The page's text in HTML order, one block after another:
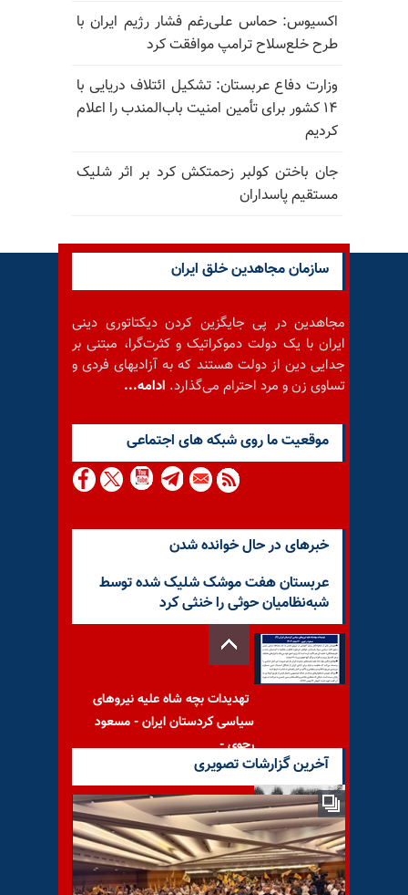
اکسیوس: حماس علی‌رغم فشار رژیم ایران با
طرح خلع‌سلاح ترامپ موافقت کرد
وزارت دفاع عربستان: تشکیل ائتلاف دریایی با
۱۴ کشور برای تأمین امنیت باب‌المندب را اعلام
کردیم
جان باختن کولبر زحمتکش کرد بر اثر شلیک
مستقیم پاسداران
سازمان مجاهدین خلق ایران
مجاهدین در پی جایگزین کردن دیکتاتوری دینی
ایران با یک دولت دموکراتیک و کثرت‌گرا، مبتنی بر
جدایی دین از دولت هستند که به آزادیهای فردی و
تساوی زن و مرد احترام می‌گذارد. ادامه...
موقعيت ما روى شبكه هاى اجتماعى
خبرهای در حال خوانده شدن
عربستان هفت موشک شلیک شده توسط
شبه‌نظامیان حوثی را خنثی کرد
تهدیدات بچه شاه علیه نیروهای
سیاسی کردستان ایران - مسعود
رجوی -
جنایات «رضا شاه» به‌روایت
تاریخ – قسمت سوم؛ رضاشاه و
آخرین گزارشات تصویری